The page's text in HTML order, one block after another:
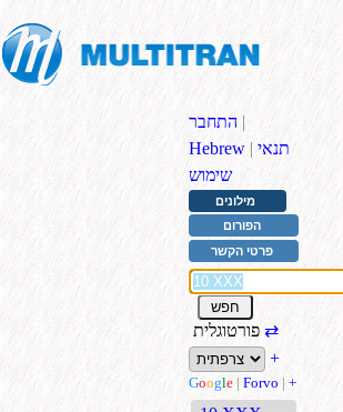
התחבר |
Hebrew | תנאי
שימוש
מילונים
הפורום
פרטי הקשר
⇄
+
Google | Forvo | +